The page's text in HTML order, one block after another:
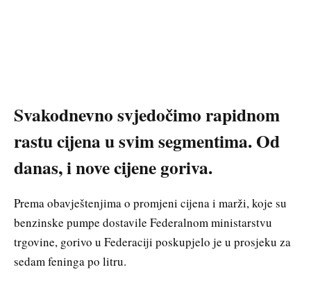
Svakodnevno svjedočimo rapidnom
rastu cijena u svim segmentima. Od
danas, i nove cijene goriva.
Prema obavještenjima o promjeni cijena i marži, koje su
benzinske pumpe dostavile Federalnom ministarstvu
trgovine, gorivo u Federaciji poskupjelo je u prosjeku za
sedam feninga po litru.